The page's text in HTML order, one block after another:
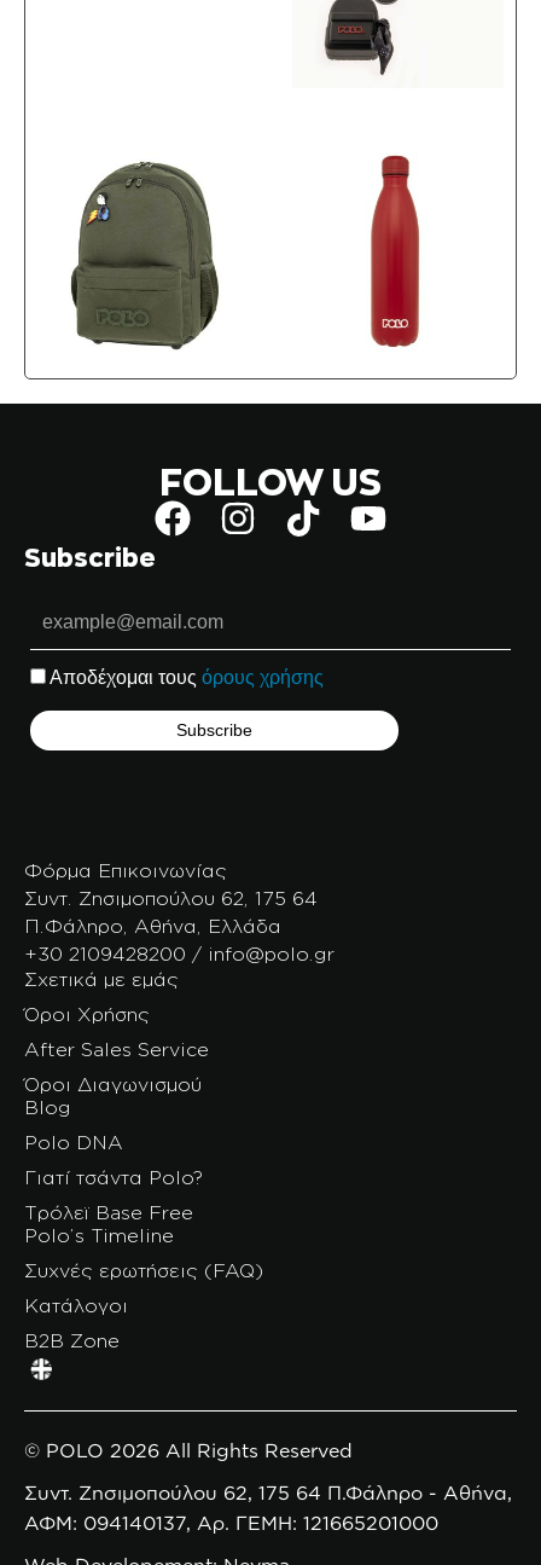
FOLLOW US
Subscribe
Αποδέχομαι τους όρους χρήσης
Φόρμα Επικοινωνίας
Συντ. Ζησιμοπούλου 62, 175 64
Π.Φάληρο, Αθήνα, Ελλάδα
+30 2109428200 / info@polo.gr
Σχετικά με εμάς
Όροι Χρήσης
After Sales Service
Όροι Διαγωνισμού
Blog
Polo DNA
Γιατί τσάντα Polo?
Τρόλεϊ Base Free
Polo’s Timeline
Συχνές ερωτήσεις (FAQ)
Κατάλογοι
B2B Zone
© POLO 2026 All Rights Reserved
Συντ. Ζησιμοπούλου 62, 175 64 Π.Φάληρο - Αθήνα,
ΑΦΜ: 094140137, Αρ. ΓΕΜΗ: 121665201000